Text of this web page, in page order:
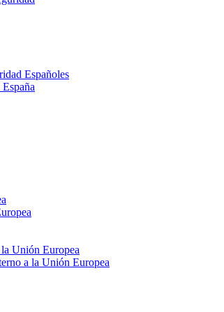
Españoles
la Unión Europea
a la Unión Europea